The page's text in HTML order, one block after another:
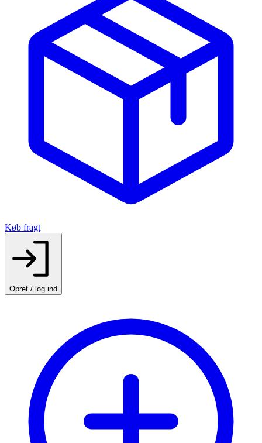
Køb fragt
Opret / log ind